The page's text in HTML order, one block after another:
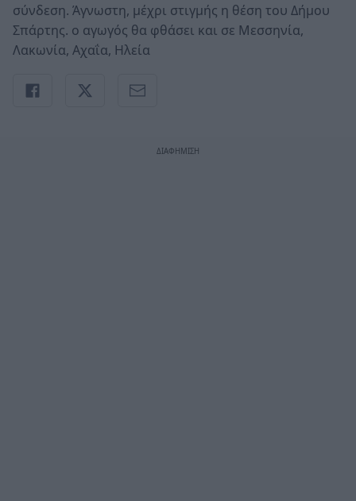
σύνδεση. Άγνωστη, μέχρι στιγμής η θέση του Δήμου
Σπάρτης. ο αγωγός θα φθάσει και σε Μεσσηνία,
Λακωνία, Αχαΐα, Ηλεία